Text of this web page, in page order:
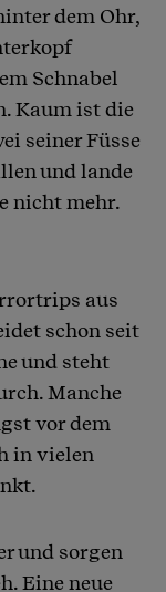
dem Ohr,
Schnabel
Kaum ist die
seiner Füsse
und lande
nicht mehr.
aus
schon seit
und steht
Manche
vor dem
in vielen
und sorgen
Eine neue